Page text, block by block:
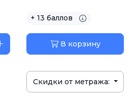
+ 13 баллов
В корзину
Скидки от метража: